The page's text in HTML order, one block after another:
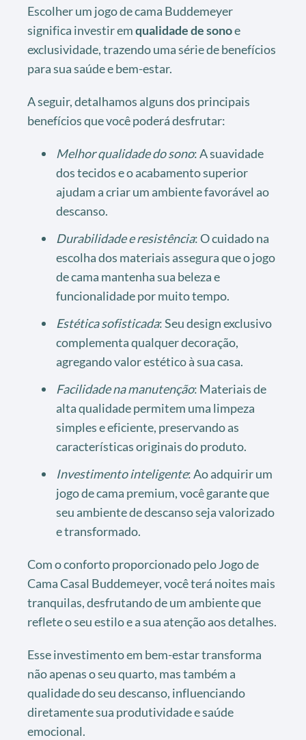
Escolher um jogo de cama Buddemeyer
significa investir emqualidade de sonoe
exclusividade, trazendo uma série de benefícios
para sua saúde e bem-estar.
A seguir, detalhamos alguns dos principais
benefícios que você poderá desfrutar:
Melhor qualidade do sono: A suavidade
dos tecidos e o acabamento superior
ajudam a criar um ambiente favorável ao
descanso.
Durabilidade e resistência: O cuidado na
escolha dos materiais assegura que o jogo
de cama mantenha sua beleza e
funcionalidade por muito tempo.
Estética sofisticada: Seu design exclusivo
complementa qualquer decoração,
agregando valor estético à sua casa.
Facilidade na manutenção: Materiais de
alta qualidade permitem uma limpeza
simples e eficiente, preservando as
características originais do produto.
Investimento inteligente: Ao adquirir um
jogo de cama premium, você garante que
seu ambiente de descanso seja valorizado
e transformado.
Com o conforto proporcionado pelo Jogo de
Cama Casal Buddemeyer, você terá noites mais
tranquilas, desfrutando de um ambiente que
reflete o seu estilo e a sua atenção aos detalhes.
Esse investimento em bem-estar transforma
não apenas o seu quarto, mas também a
qualidade do seu descanso, influenciando
diretamente sua produtividade e saúde
emocional.